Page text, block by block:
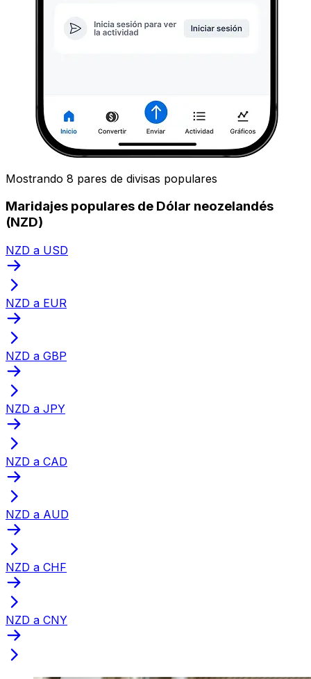
Mostrando 8 pares de divisas populares
Maridajes populares de Dólar neozelandés
(NZD)
NZD a USD
NZD a EUR
NZD a GBP
NZD a JPY
NZD a CAD
NZD a AUD
NZD a CHF
NZD a CNY